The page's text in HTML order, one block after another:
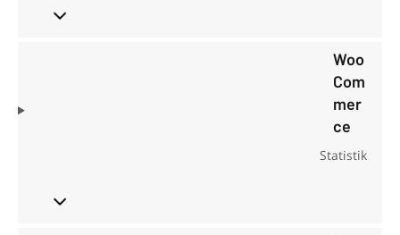
Woo
Com
mer
ce
Statistik